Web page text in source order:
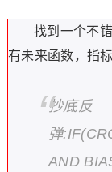
找到一个不
有未来函数，指
抄底反
弹
AND